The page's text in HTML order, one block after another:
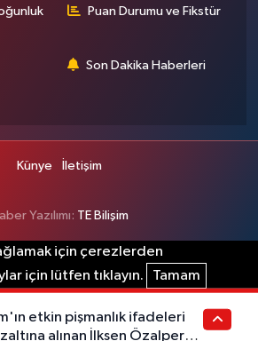
Puan Durumu ve Fikstür
Son Dakika Haberleri
Künye İletişim
Yazılımı: TE Bilişim
için çerezlerden
için lütfen tıklayın.
Tamam
etkin pişmanlık ifadeleri
alınan İlksen Özalper